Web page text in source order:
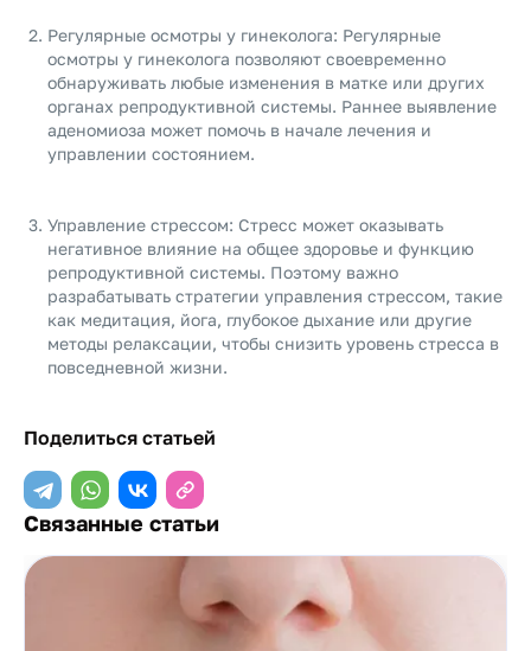
Регулярные осмотры у гинеколога: Регулярные
осмотры у гинеколога позволяют своевременно
обнаруживать любые изменения в матке или других
органах репродуктивной системы. Раннее выявление
аденомиоза может помочь в начале лечения и
управлении состоянием.
Управление стрессом: Стресс может оказывать
негативное влияние на общее здоровье и функцию
репродуктивной системы. Поэтому важно
разрабатывать стратегии управления стрессом, такие
как медитация, йога, глубокое дыхание или другие
методы релаксации, чтобы снизить уровень стресса в
повседневной жизни.
Поделиться статьей
Связанные статьи